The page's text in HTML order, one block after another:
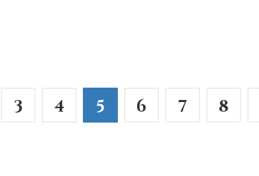
3 4 5 6 7 8